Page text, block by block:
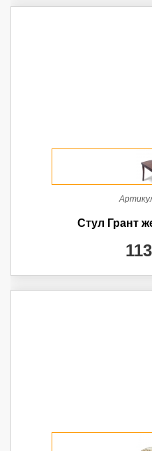
Стул Грант